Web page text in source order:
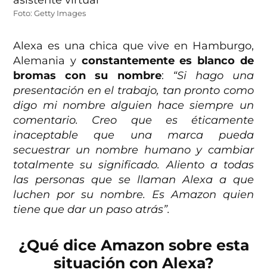
Foto: Getty Images
Alexa es una chica que vive en Hamburgo,
Alemania y constantemente es blanco de
bromas con su nombre:
“Si hago una
presentación en el trabajo, tan pronto como
digo mi nombre alguien hace siempre un
comentario. Creo que es éticamente
inaceptable que una marca pueda
secuestrar un nombre humano y cambiar
totalmente su significado. Aliento a todas
las personas que se llaman Alexa a que
luchen por su nombre. Es Amazon quien
tiene que dar un paso atrás”.
¿Qué dice Amazon sobre esta
situación con Alexa?